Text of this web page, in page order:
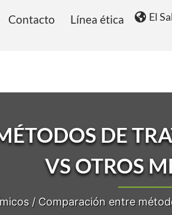
Contacto Línea ética El
DE
VS OTROS
/ Comparación entre